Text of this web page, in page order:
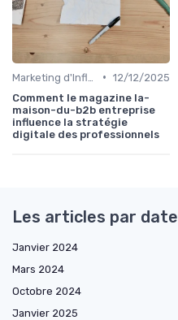
• 12/12/2025
Comment le magazine la-
maison-du-b2b entreprise
influence la stratégie
digitale des professionnels
Les articles par date
Janvier 2024
Mars 2024
Octobre 2024
Janvier 2025